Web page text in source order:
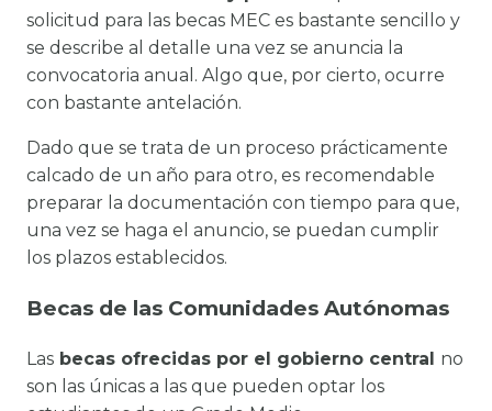
solicitud para las becas MEC es bastante sencillo y
se describe al detalle una vez se anuncia la
convocatoria anual. Algo que, por cierto, ocurre
con bastante antelación.
Dado que se trata de un proceso prácticamente
calcado de un año para otro, es recomendable
preparar la documentación con tiempo para que,
una vez se haga el anuncio, se puedan cumplir
los plazos establecidos.
Becas de las Comunidades Autónomas
Las becas ofrecidas por el gobierno central no
son las únicas a las que pueden optar los